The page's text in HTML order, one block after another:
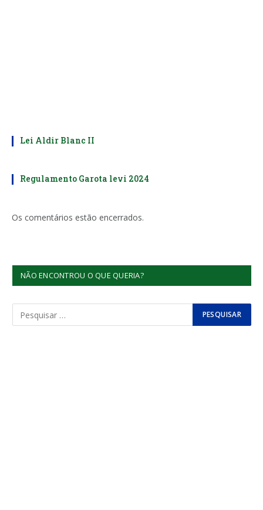
Lei Aldir Blanc II
Regulamento Garota levi 2024
Os comentários estão encerrados.
NÃO ENCONTROU O QUE QUERIA?